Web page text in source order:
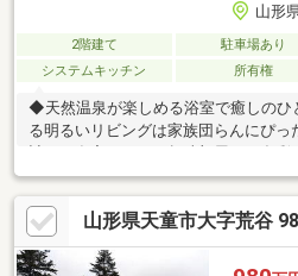
山形
2階建て 駐車場あり
システムキッチン
所有権
◆天然温泉が楽しめる浴室で癒しの
る明るいリビングは家族団らんにぴっ
計で、在宅ワークや趣味部屋など多彩
童市立荒谷小学校 … 徒歩約16分天童
ヤマザワ長岡店 … 車で約5分ファミリ
約5分クスリのアオキ中里店 … 車で約9
山形県天童市大字荒谷